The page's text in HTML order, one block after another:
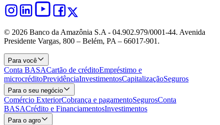
© 2026 Banco da Amazônia S.A - 04.902.979/0001‐44. Avenida
Presidente Vargas, 800 – Belém, PA – 66017-901.
Para você
Conta BASACartão de créditoEmpréstimo e
microcréditoPrevidênciaInvestimentosCapitalizaçãoSeguros
Para o seu negócio
Comércio ExteriorCobrança e pagamentoSegurosConta
BASACrédito e FinanciamentosInvestimentos
Para o agro